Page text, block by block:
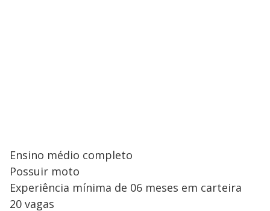
Ensino médio completo
Possuir moto
Experiência mínima de 06 meses em carteira
20 vagas